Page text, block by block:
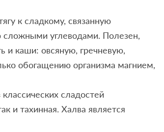
к сладкому, связанную
сложными углеводами. Полезен,
и каши: овсяную, гречневую,
обогащению организма магнием,
сладостей
и тахинная. Халва является